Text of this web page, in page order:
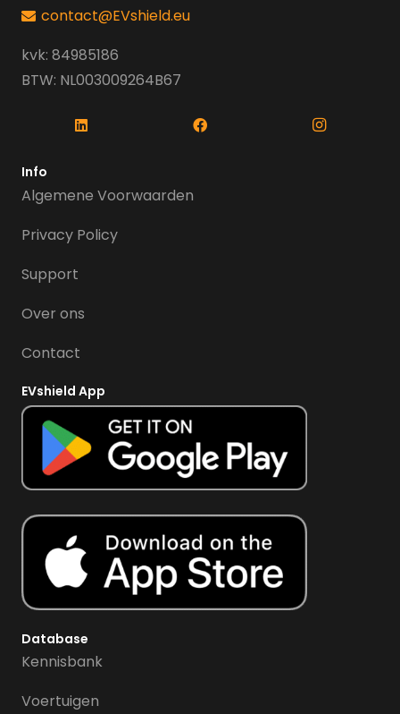
contact@EVshield.eu
kvk: 84985186
BTW: NL003009264B67
Info
Algemene Voorwaarden
Privacy Policy
Support
Over ons
Contact
EVshield App
Database
Kennisbank
Voertuigen